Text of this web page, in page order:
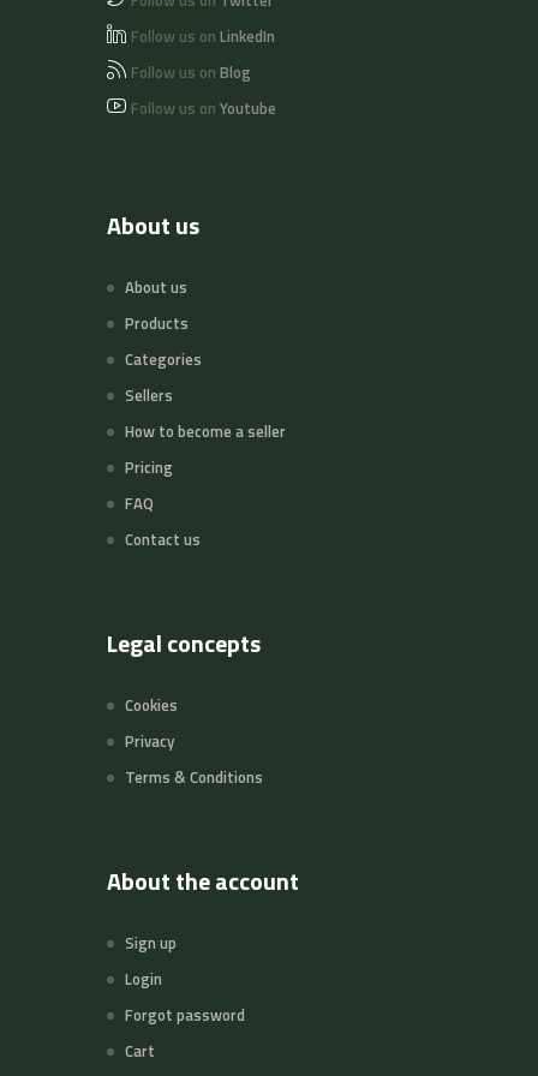
Follow us on LinkedIn
Follow us on Blog
Follow us on Youtube
About us
About us
Products
Categories
Sellers
How to become a seller
Pricing
FAQ
Contact us
Legal concepts
Cookies
Privacy
Terms & Conditions
About the account
Sign up
Login
Forgot password
Cart